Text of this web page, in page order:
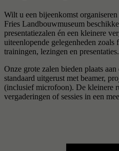
Wilt u een bijeenkomst
Fries Landbouwmuseum
presentatiezalen én een kleinere
uiteenlopende gelegenheden zoals
trainingen, lezingen en presentaties.
Onze grote zalen bieden plaats
standaard uitgerust met beamer,
(inclusief microfoon). De kleinere
vergaderingen of sessies in een